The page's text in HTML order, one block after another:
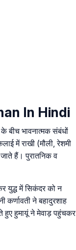
In Hindi
के बीच भावनात्मक संबंधों
में राखी (मौली, रेशमी
जाते हैं। पुरातनिक व
युद्ध में सिकंदर को न
कर्णावती ने बहादुरशाह
हुए हुमायूं ने मेवाड़ पहुंचकर